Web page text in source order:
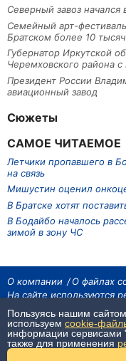
Северный завоз
Семейный арт-
Братском более 10
Губернатор Иркутской
Черемховского района
Президент России
авиационный завод
Сюжеты
САМОЕ ЧИТАЕМОЕ
Летчики пропавшего в
на связь
Мишустин оценил
В Братске хотят
В Бодайбо началось
зимой в зону ЧС
О компании
О файлах
На сайте используются
На сайте размещаются
законом.
При использовании материалов
гиперссылка.
Пользуясь нашим
используем cookie-
информации сервисами
также для применения